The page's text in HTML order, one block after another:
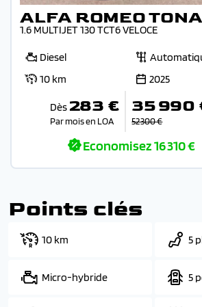
ALFA ROMEO
1.6 MULTIJET 130 TCT6 VELOCE
Diesel
10 km
2025
Dès 283 €
Par mois en LOA
35 990
52 300 €
Economisez16 310 €
Points clés
10 km 5
Micro-hybride 5